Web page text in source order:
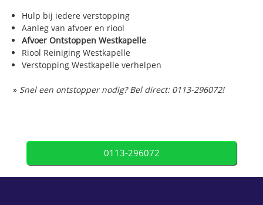
Hulp bij iedere verstopping
Aanleg van afvoer en riool
Afvoer Ontstoppen Westkapelle
Riool Reiniging Westkapelle
Verstopping Westkapelle verhelpen
» Snel een ontstopper nodig? Bel direct: 0113-296072!
0113-296072